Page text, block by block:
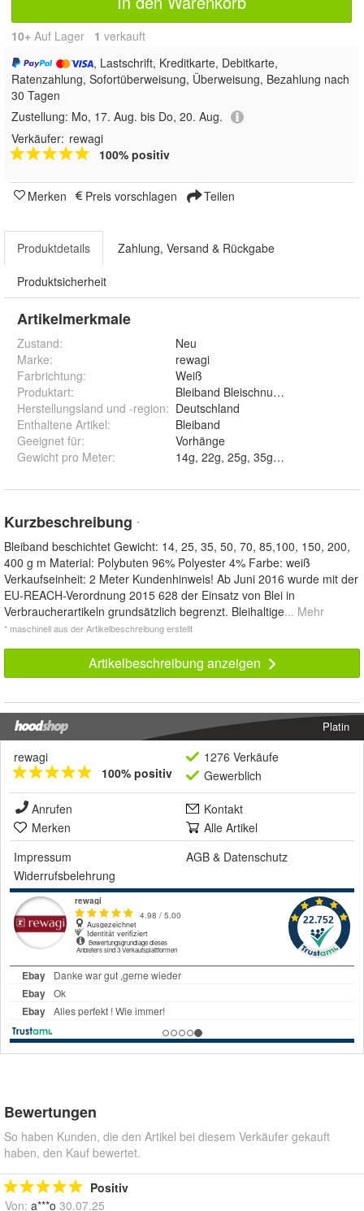
10+ Auf Lager 1 verkauft
, Lastschrift, Kreditkarte, Debitkarte,
Ratenzahlung, Sofortüberweisung, Überweisung, Bezahlung nach
30 Tagen
Zustellung: Mo, 17. Aug. bis Do, 20. Aug.
Verkäufer: rewagi
100% positiv
Merken Preis vorschlagen Teilen
Produktdetails Zahlung, Versand & Rückgabe
Produktsicherheit
Artikelmerkmale
Zustand:
Neu
Marke:
rewagi
Farbrichtung:
Weiß
Produktart:
Bleiband Bleischnur Beschwerungen
Herstellungsland und -region: Deutschland
Enthaltene Artikel:
Bleiband
Geeignet für:
Vorhänge
Gewicht pro Meter:
Kurzbeschreibung *
Bleiband beschichtet Gewicht: 14, 25, 35, 50, 70, 85,100, 150, 200,
400 g m Material: Polybuten 96% Polyester 4% Farbe: weiß
Verkaufseinheit: 2 Meter Kundenhinweis! Ab Juni 2016 wurde mit der
EU-REACH-Verordnung 2015 628 der Einsatz von Blei in
Verbraucherartikeln grundsätzlich begrenzt. Bleihaltige... Mehr
* maschinell aus der Artikelbeschreibung erstellt
Artikelbeschreibung anzeigen
Platin
rewagi
100% positiv
1276 Verkäufe
Gewerblich
Anrufen
Kontakt
Merken
Alle Artikel
Impressum
AGB & Datenschutz
Widerrufsbelehrung
Bewertungen
So haben Kunden, die den Artikel bei diesem Verkäufer gekauft
haben, den Kauf bewertet.
Positiv
Von: a***o 30.07.25